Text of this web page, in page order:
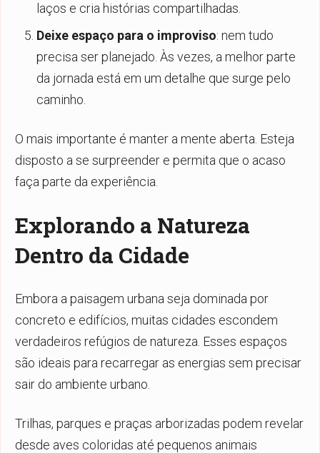
laços e cria histórias compartilhadas.
Deixe espaço para o improviso: nem tudo
precisa ser planejado. Às vezes, a melhor parte
da jornada está em um detalhe que surge pelo
caminho.
O mais importante é manter a mente aberta. Esteja
disposto a se surpreender e permita que o acaso
faça parte da experiência.
Explorando a Natureza
Dentro da Cidade
Embora a paisagem urbana seja dominada por
concreto e edifícios, muitas cidades escondem
verdadeiros refúgios de natureza. Esses espaços
são ideais para recarregar as energias sem precisar
sair do ambiente urbano.
Trilhas, parques e praças arborizadas podem revelar
desde aves coloridas até pequenos animais